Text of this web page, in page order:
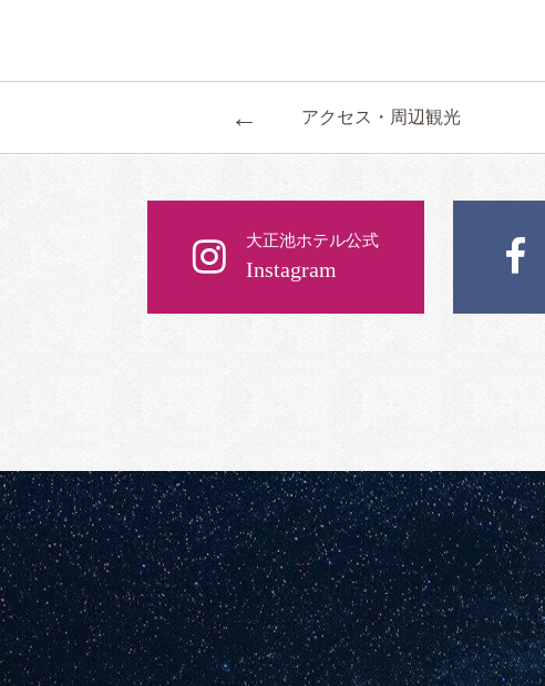
← アクセス・周辺観光
大正池ホテル公式
Instagram